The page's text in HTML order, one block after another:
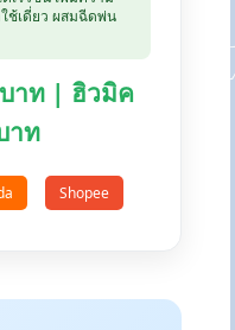
ช้เดี่ยว ผสมฉีดพ่น
บาท | ฮิวมิค
าท
Shopee